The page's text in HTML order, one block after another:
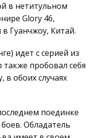
в нетитульном
Glory 46,
в Гуанчжоу, Китай.
идет с серией из
пробовал себя
обоих случаях
поединке
Обладатель